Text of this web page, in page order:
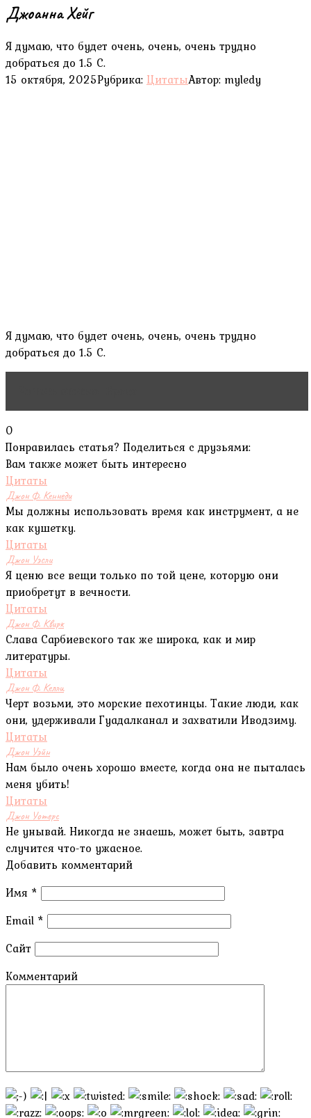
Джоанна Хейг
Я думаю, что будет очень, очень, очень трудно
добраться до 1.5 C.
15 октября, 2025Рубрика: ЦитатыАвтор: myledy
Я думаю, что будет очень, очень, очень трудно
добраться до 1.5 C.
0
Понравилась статья? Поделиться с друзьями:
Вам также может быть интересно
Цитаты
Джон Ф. Кеннеди
Мы должны использовать время как инструмент, а не
как кушетку.
Цитаты
Джон Уэсли
Я ценю все вещи только по той цене, которую они
приобретут в вечности.
Цитаты
Джон Ф. Квирк
Слава Сарбиевского так же широка, как и мир
литературы.
Цитаты
Джон Ф. Келли
Черт возьми, это морские пехотинцы. Такие люди, как
они, удерживали Гуадалканал и захватили Иводзиму.
Цитаты
Джон Уэйн
Нам было очень хорошо вместе, когда она не пыталась
меня убить!
Цитаты
Джон Уотерс
Не унывай. Никогда не знаешь, может быть, завтра
случится что-то ужасное.
Добавить комментарий
Имя *
Email *
Сайт
Комментарий